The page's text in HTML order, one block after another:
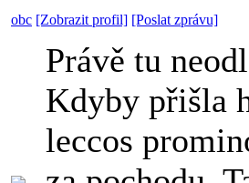
obc [Zobrazit profil] [Poslat zprávu]
Právě tu
Kdyby přišla
leccos